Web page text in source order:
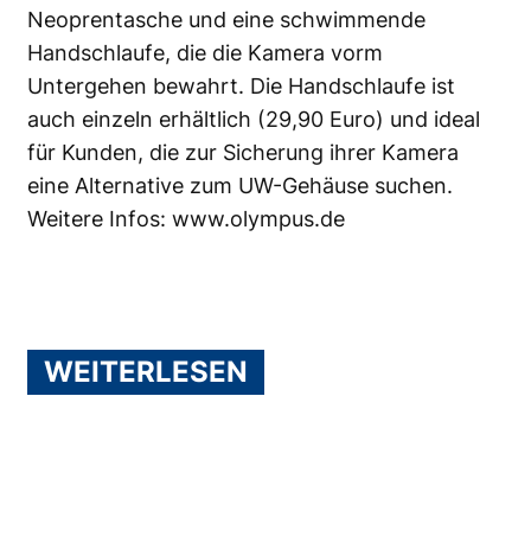
Neoprentasche und eine schwimmende
Handschlaufe, die die Kamera vorm
Untergehen bewahrt. Die Handschlaufe ist
auch einzeln erhältlich (29,90 Euro) und ideal
für Kunden, die zur Sicherung ihrer Kamera
eine Alternative zum UW-Gehäuse suchen.
Weitere Infos: www.olympus.de
WEITERLESEN